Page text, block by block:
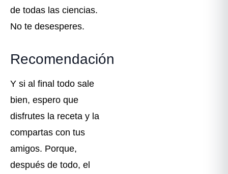
de todas las ciencias.
No te desesperes.
Recomendación
Y si al final todo sale
bien, espero que
disfrutes la receta y la
compartas con tus
amigos. Porque,
después de todo, el